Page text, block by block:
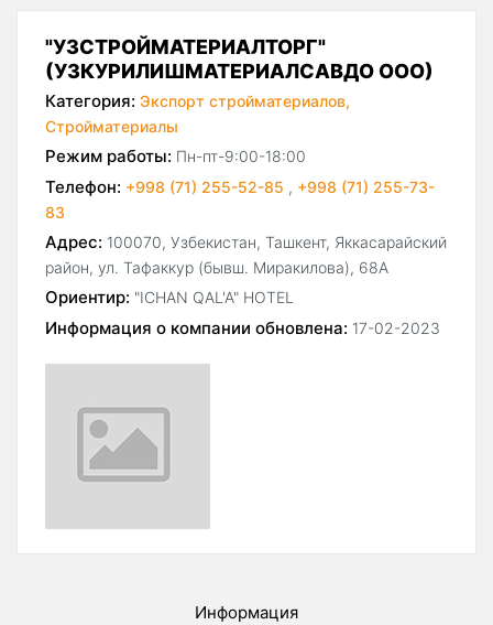
"УЗСТРОЙМАТЕРИАЛТОРГ"
(УЗКУРИЛИШМАТЕРИАЛСАВДО ООО)
Категория: Экспорт стройматериалов,
Стройматериалы
Режим работы: Пн-пт-9:00-18:00
Телефон: +998 (71) 255-52-85 , +998 (71) 255-73-
83
Адрес: 100070, Узбекистан, Ташкент, Яккасарайский
район, ул. Тафаккур (бывш. Миракилова), 68А
Ориентир: "ICHAN QAL'A" HOTEL
Информация о компании обновлена: 17-02-2023
Информация